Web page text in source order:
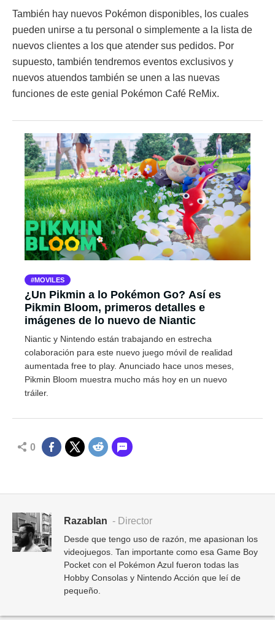
También hay nuevos Pokémon disponibles, los cuales
pueden unirse a tu personal o simplemente a la lista de
nuevos clientes a los que atender sus pedidos. Por
supuesto, también tendremos eventos exclusivos y
nuevos atuendos también se unen a las nuevas
funciones de este genial Pokémon Café ReMix.
MOVILES
¿Un Pikmin a lo Pokémon Go? Así es
Pikmin Bloom, primeros detalles e
imágenes de lo nuevo de Niantic
Niantic y Nintendo están trabajando en estrecha
colaboración para este nuevo juego móvil de realidad
aumentada free to play. Anunciado hace unos meses,
Pikmin Bloom muestra mucho más hoy en un nuevo
tráiler.
0
Razablan - Director
Desde que tengo uso de razón, me apasionan los
videojuegos. Tan importante como esa Game Boy
Pocket con el Pokémon Azul fueron todas las
Hobby Consolas y Nintendo Acción que leí de
pequeño.